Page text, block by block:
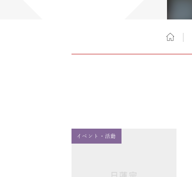
イベント・活動